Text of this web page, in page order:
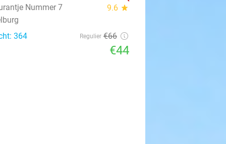
Nummer 7 9.6 star
364
Regulier €66
€44